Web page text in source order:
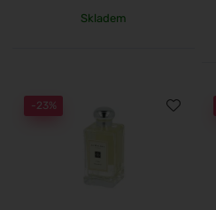
Skladem
-23%